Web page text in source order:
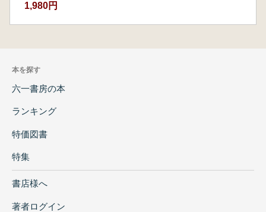
1,980円
本を探す
六一書房の本
ランキング
特価図書
特集
書店様へ
著者ログイン